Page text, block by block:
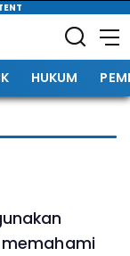
HUKUM